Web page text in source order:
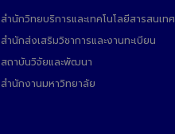
สำนักวิทยบริการและเทคโนโลยีสารสนเทศ
สำนักส่งเสริมวิชาการและงานทะเบียน
สถาบันวิจัยและพัฒนา
สำนักงานมหาวิทยาลัย